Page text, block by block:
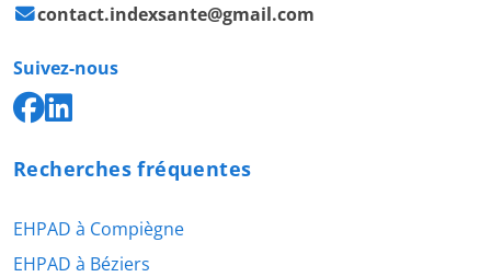
contact.indexsante@gmail.com
Suivez-nous
Recherches fréquentes
EHPAD à Compiègne
EHPAD à Béziers